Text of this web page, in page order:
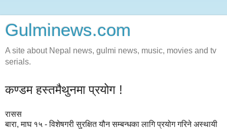
Gulminews.com
A site about Nepal news, gulmi news, music, movies and tv
serials.
कण्डम हस्तमैथुनमा प्रयोग !
रासस
बारा, माघ १५ - विशेषगरी सुरक्षित यौन सम्बन्धका लागि प्रयोग गरिने अस्थायी